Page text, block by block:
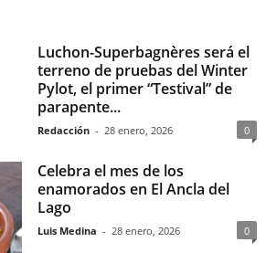
Luchon-Superbagnères será el
terreno de pruebas del Winter
Pylot, el primer “Testival” de
parapente...
Redacción - 28 enero, 2026 0
Celebra el mes de los
enamorados en El Ancla del
Lago
Luis Medina - 28 enero, 2026 0